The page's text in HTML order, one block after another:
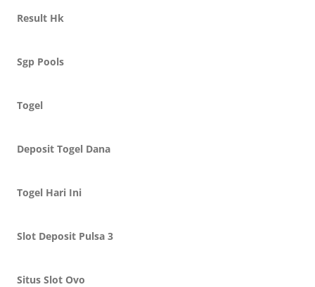
Result Hk
Sgp Pools
Togel
Deposit Togel Dana
Togel Hari Ini
Slot Deposit Pulsa 3
Situs Slot Ovo